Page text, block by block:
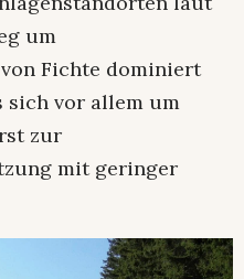
um
Fichte dominiert
sich vor allem um
zur
mit geringer